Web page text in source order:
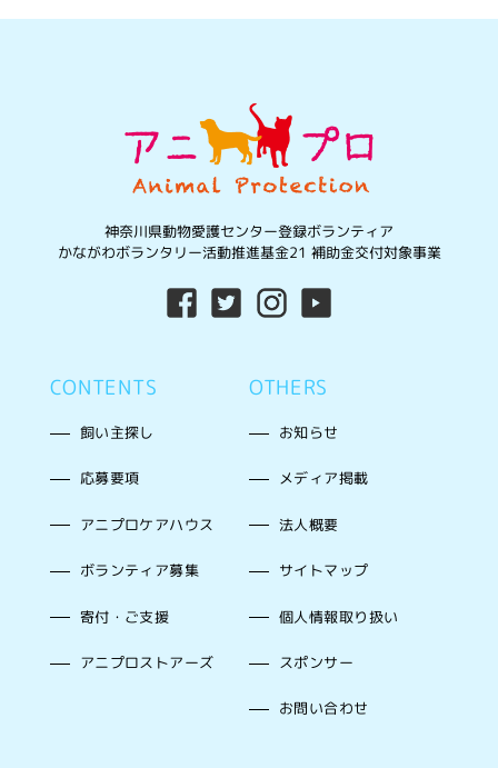
CONTENTS
飼い主探し
応募要項
アニプロケアハウス
ボランティア募集
寄付・ご支援
アニプロストアーズ
神奈川県動物愛護センター登録ボランティア
かながわボランタリー活動推進基金21 補助金交付対象事業
OTHERS
お知らせ
メディア掲載
法人概要
サイトマップ
個人情報取り扱い
スポンサー
お問い合わせ